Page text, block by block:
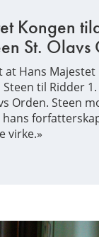
Kongen
St. Olavs
at Hans
til Ridder 1.
Orden. Steen
virke.»